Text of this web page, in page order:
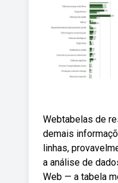
Webtabelas de
demais
linhas,
a análise de
Web — a tabela